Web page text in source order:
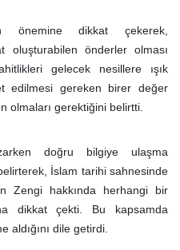
önemine dikkat çekerek,
oluşturabilen önderler olması
gelecek nesillere ışık
edilmesi gereken birer değer
olmaları gerektiğini belirtti.
doğru bilgiye ulaşma
belirterek, İslam tarihi sahnesinde
Zengi hakkında herhangi bir
dikkat çekti. Bu kapsamda
aldığını dile getirdi.